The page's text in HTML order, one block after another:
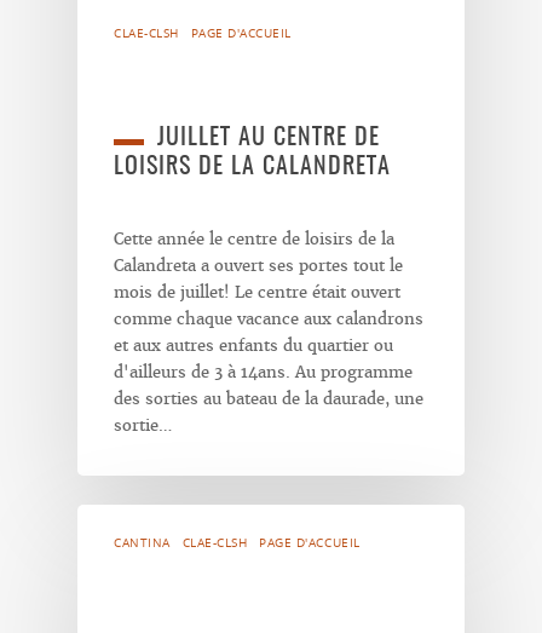
CLAE-CLSH PAGE D'ACCUEIL
JUILLET AU CENTRE DE
LOISIRS DE LA CALANDRETA
Cette année le centre de loisirs de la
Calandreta a ouvert ses portes tout le
mois de juillet! Le centre était ouvert
comme chaque vacance aux calandrons
et aux autres enfants du quartier ou
d'ailleurs de 3 à 14ans. Au programme
des sorties au bateau de la daurade, une
sortie…
CANTINA CLAE-CLSH PAGE D'ACCUEIL